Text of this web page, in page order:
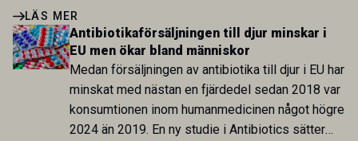
LÄS MER
Antibiotikaförsäljningen till djur minskar i
EU men ökar bland människor
Medan försäljningen av antibiotika till djur i EU har
minskat med nästan en fjärdedel sedan 2018 var
konsumtionen inom humanmedicinen något högre
2024 än 2019. En ny studie i Antibiotics sätter